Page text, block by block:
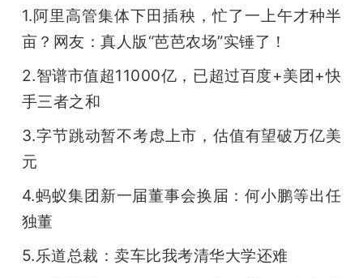
课
活
动
中
1.阿里高管集体下田插秧，忙了一上午才种半
亩？网友：真人版“芭芭农场”实锤了！
2.智谱市值超11000亿，已超过百度+美团+快
手三者之和
3.字节跳动暂不考虑上市，估值有望破万亿美
元
4.蚂蚁集团新一届董事会换届：何小鹏等出任
独董
5.乐道总裁：卖车比我考清华大学还难